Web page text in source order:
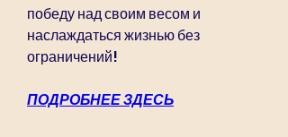
победу над своим весом и
наслаждаться жизнью без
ограничений!
ПОДРОБНЕЕ ЗДЕСЬ